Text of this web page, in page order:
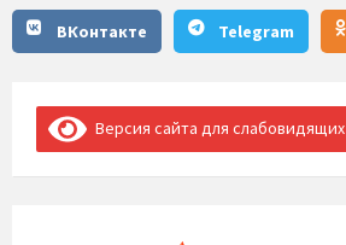
ВКонтакте Telegram
Версия сайта для слабовидящих